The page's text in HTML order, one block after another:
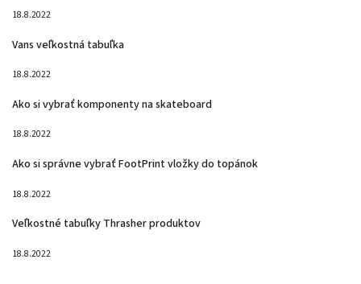
18.8.2022
Vans veľkostná tabuľka
18.8.2022
Ako si vybrať komponenty na skateboard
18.8.2022
Ako si správne vybrať FootPrint vložky do topánok
18.8.2022
Veľkostné tabuľky Thrasher produktov
18.8.2022